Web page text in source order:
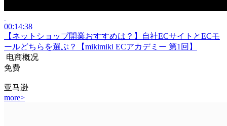
00:14:38
【ネットショップ開業おすすめは？】自社ECサイトとECモ
ールどちらを選ぶ？【mikimiki ECアカデミー 第1回】
电商概况
免费
亚马逊
more>